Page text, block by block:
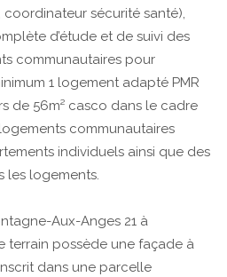
coordinateur sécurité santé),
d’étude et de suivi des
communautaires pour
1 logement adapté PMR
de 56m² casco dans le cadre
communautaires
individuels ainsi que des
les logements.
Aux-Anges 21 à
terrain possède une façade à
dans une parcelle